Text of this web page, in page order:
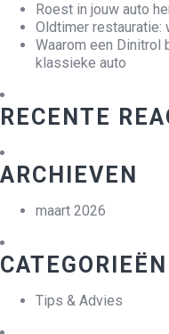
Roest in jouw auto
Oldtimer restauratie:
Waarom een Dinitrol
klassieke auto
RECENTE
ARCHIEVEN
maart 2026
CATEGORIEËN
Tips & Advies